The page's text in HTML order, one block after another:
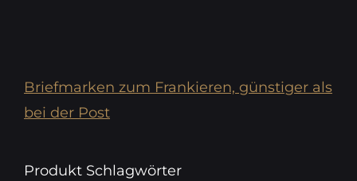
Briefmarken zum Frankieren, günstiger als
bei der Post
Produkt Schlagwörter